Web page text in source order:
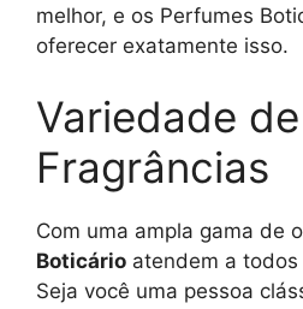
melhor, e os Perfumes
oferecer exatamente isso.
Variedade de
Fragrâncias
Com uma ampla gama de
Boticário atendem a
Seja você uma pessoa